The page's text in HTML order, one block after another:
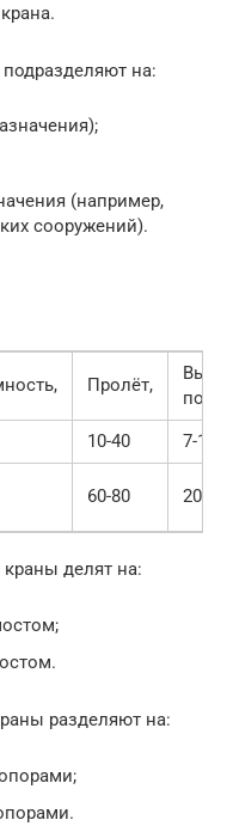
на:
(например,
сооружений).
Пролёт,
10-40
7-16
60-80 20-30
делят на:
разделяют на: